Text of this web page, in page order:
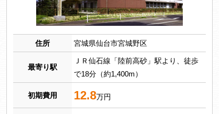
住所 宮城県仙台市宮城野区
最寄り駅
ＪＲ仙石線「陸前高砂」駅より、徒歩
で18分（約1,400m）
初期費用 12.8万円